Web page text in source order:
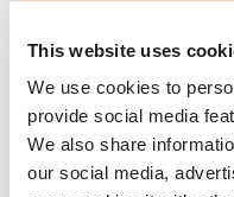
This website uses
We use cookies to
provide social media
We also share
our social media,